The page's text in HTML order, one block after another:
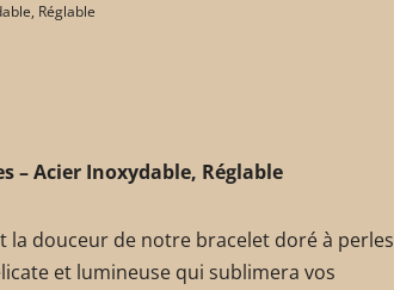
Réglable
– Acier Inoxydable, Réglable
la douceur de notre bracelet doré à perles
et lumineuse qui sublimera vos